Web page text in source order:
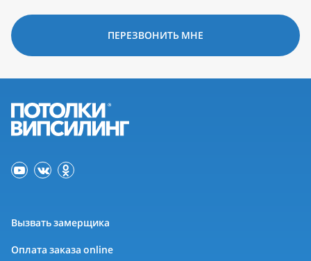
ПЕРЕЗВОНИТЬ МНЕ
Вызвать замерщика
Оплата заказа online